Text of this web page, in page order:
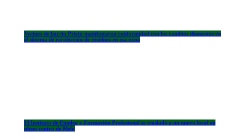
Vecinos de barrio Prieto manifestaron conformidad con los cambios dispuestos en
el sistema de recolección de residuos en esa zona
El Instituto de Empleo y Formación Profesional se trasladó a un nuevo local en
pleno centro de Melo